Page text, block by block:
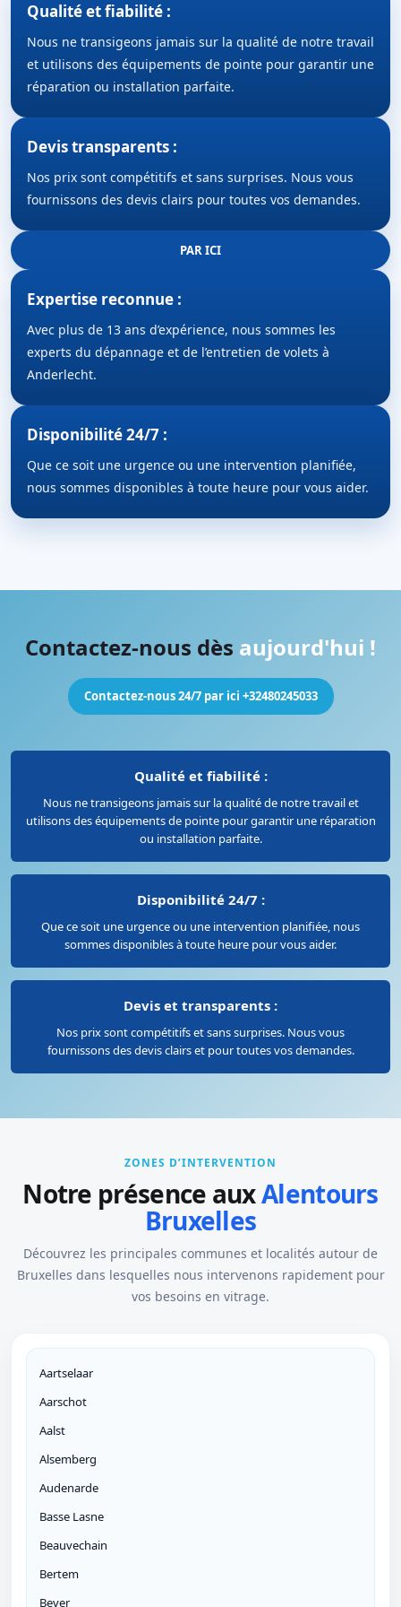
Qualité et fiabilité :
Nous ne transigeons jamais sur la qualité de notre travail
et utilisons des équipements de pointe pour garantir une
réparation ou installation parfaite.
Devis transparents :
Nos prix sont compétitifs et sans surprises. Nous vous
fournissons des devis clairs pour toutes vos demandes.
PAR ICI
Expertise reconnue :
Avec plus de 13 ans d’expérience, nous sommes les
experts du dépannage et de l’entretien de volets à
Anderlecht.
Disponibilité 24/7 :
Que ce soit une urgence ou une intervention planifiée,
nous sommes disponibles à toute heure pour vous aider.
Contactez-nous dès aujourd'hui !
Contactez-nous 24/7 par ici +32480245033
Qualité et fiabilité :
Nous ne transigeons jamais sur la qualité de notre travail et
utilisons des équipements de pointe pour garantir une réparation
ou installation parfaite.
Disponibilité 24/7 :
Que ce soit une urgence ou une intervention planifiée, nous
sommes disponibles à toute heure pour vous aider.
Devis et transparents :
Nos prix sont compétitifs et sans surprises. Nous vous
fournissons des devis clairs et pour toutes vos demandes.
ZONES D’INTERVENTION
Notre présence auxAlentours
Bruxelles
Découvrez les principales communes et localités autour de
Bruxelles dans lesquelles nous intervenons rapidement pour
vos besoins en vitrage.
Aartselaar
Aarschot
Aalst
Alsemberg
Audenarde
Basse Lasne
Beauvechain
Bertem
Bever